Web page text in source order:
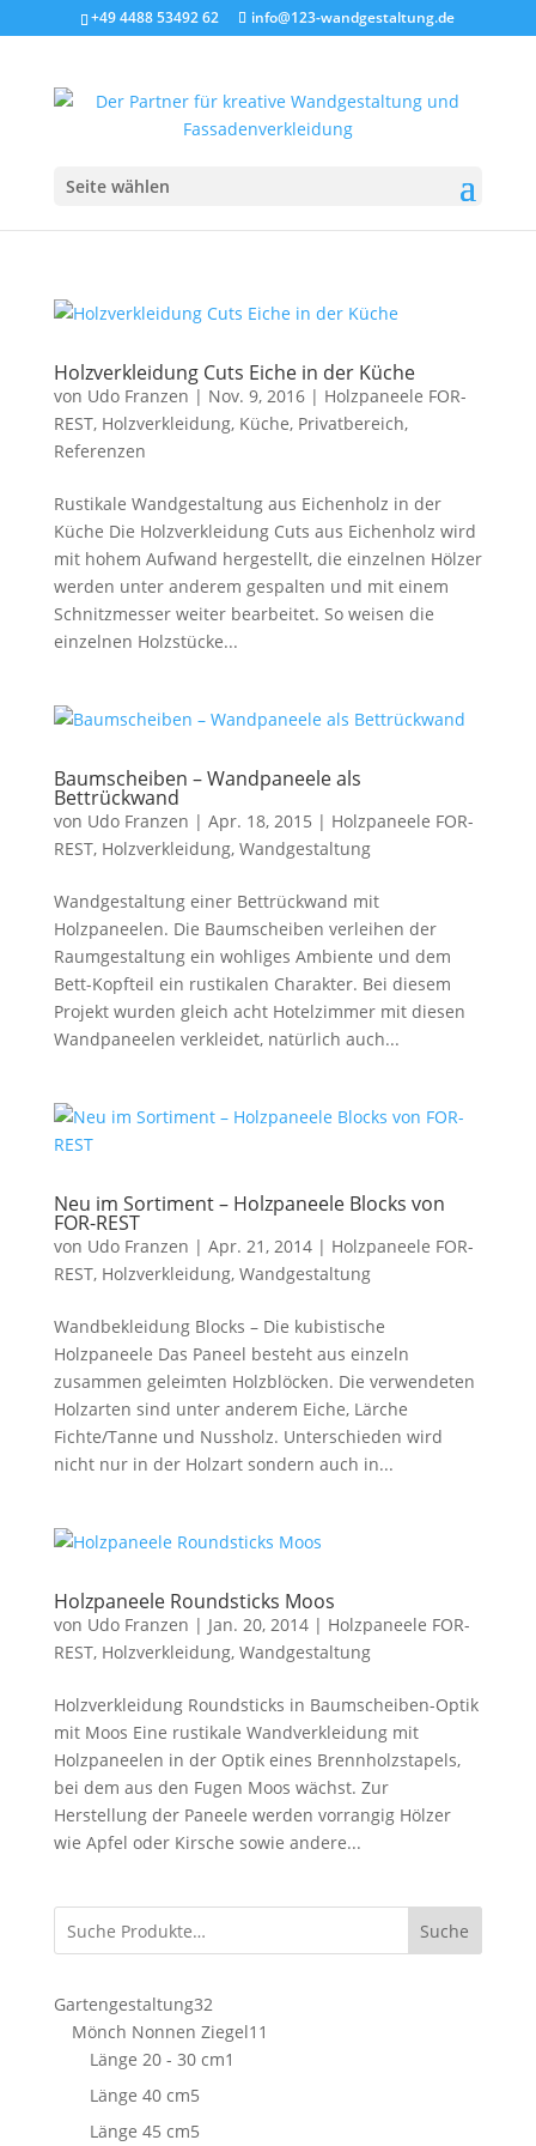
+49 4488 53492 62 info@123-wandgestaltung.de
Seite wählen
Holzverkleidung Cuts Eiche in der Küche
von Udo Franzen | Nov. 9, 2016| Holzpaneele FOR-
REST, Holzverkleidung, Küche, Privatbereich,
Referenzen
Rustikale Wandgestaltung aus Eichenholz in der
Küche Die Holzverkleidung Cuts aus Eichenholz wird
mit hohem Aufwand hergestellt, die einzelnen Hölzer
werden unter anderem gespalten und mit einem
Schnitzmesser weiter bearbeitet. So weisen die
einzelnen Holzstücke...
Baumscheiben – Wandpaneele als
Bettrückwand
von Udo Franzen | Apr. 18, 2015 | Holzpaneele FOR-
REST, Holzverkleidung, Wandgestaltung
Wandgestaltung einer Bettrückwand mit
Holzpaneelen. Die Baumscheiben verleihen der
Raumgestaltung ein wohliges Ambiente und dem
Bett-Kopfteil ein rustikalen Charakter. Bei diesem
Projekt wurden gleich acht Hotelzimmer mit diesen
Wandpaneelen verkleidet, natürlich auch...
Neu im Sortiment – Holzpaneele Blocks von
FOR-REST
von Udo Franzen | Apr. 21, 2014| Holzpaneele FOR-
REST, Holzverkleidung, Wandgestaltung
Wandbekleidung Blocks – Die kubistische
Holzpaneele Das Paneel besteht aus einzeln
zusammen geleimten Holzblöcken. Die verwendeten
Holzarten sind unter anderem Eiche, Lärche
Fichte/Tanne und Nussholz. Unterschieden wird
nicht nur in der Holzart sondern auch in...
Holzpaneele Roundsticks Moos
von Udo Franzen | Jan. 20, 2014| Holzpaneele FOR-
REST, Holzverkleidung, Wandgestaltung
Holzverkleidung Roundsticks in Baumscheiben-Optik
mit Moos Eine rustikale Wandverkleidung mit
Holzpaneelen in der Optik eines Brennholzstapels,
bei dem aus den Fugen Moos wächst. Zur
Herstellung der Paneele werden vorrangig Hölzer
wie Apfel oder Kirsche sowie andere...
Suche
Gartengestaltung3232
Produkte
Mönch Nonnen Ziegel11
Länge 20 - 30 cm1
Länge 40 cm55
Produkte
Länge 45 cm55